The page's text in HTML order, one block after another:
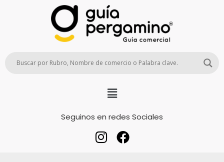
Seguinos en redes Sociales